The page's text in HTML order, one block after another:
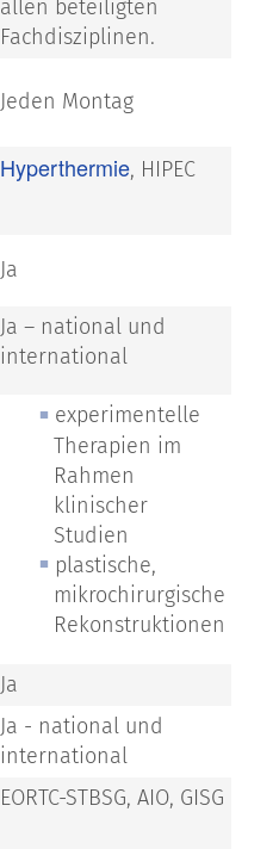
allen beteiligten
Fachdisziplinen.
Jeden Montag
Hyperthermie, HIPEC
Ja
Ja – national und
international
experimentelle
Therapien im
Rahmen
klinischer
Studien
plastische,
mikrochirurgische
Rekonstruktionen
Ja
Ja - national und
international
EORTC-STBSG, AIO, GISG